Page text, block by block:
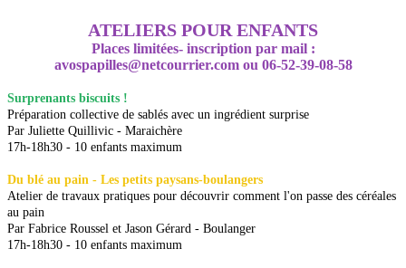
ATELIERS POUR ENFANTS
Places limitées- inscription par mail :
avospapilles@netcourrier.com ou 06-52-39-08-58
Surprenants biscuits !
Préparation collective de sablés avec un ingrédient surprise
Par Juliette Quillivic - Maraichère
17h-18h30 - 10 enfants maximum
Du blé au pain - Les petits paysans-boulangers
Atelier de travaux pratiques pour découvrir comment l'on passe des céréales
au pain
Par Fabrice Roussel et Jason Gérard - Boulanger
17h-18h30 - 10 enfants maximum